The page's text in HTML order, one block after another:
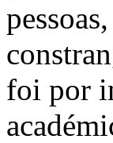
foi por